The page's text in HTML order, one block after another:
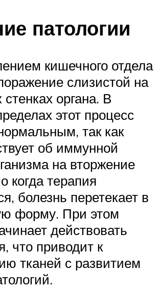
патологии
кишечного отдела
слизистой на
стенках органа. В
этот процесс
так как
об иммунной
на вторжение
когда терапия
болезнь перетекает в
форму. При этом
действовать
что приводит к
тканей с развитием